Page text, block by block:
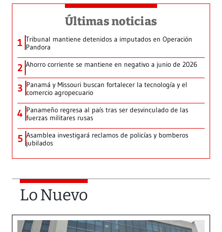
Últimas noticias
1 Tribunal mantiene detenidos a imputados en Operación
Pandora
2 Ahorro corriente se mantiene en negativo a junio de 2026
3 Panamá y Missouri buscan fortalecer la tecnología y el
comercio agropecuario
4 Panameño regresa al país tras ser desvinculado de las
fuerzas militares rusas
5 Asamblea investigará reclamos de policías y bomberos
jubilados
Lo Nuevo